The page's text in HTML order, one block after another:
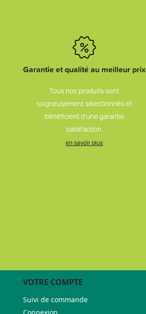
Garantie et qualité au meilleur prix
Tous nos produits sont
soigneusement sélectionnés et
bénéficient d’une garantie
satisfaction.
en savoir plus
VOTRE COMPTE
Suivi de commande